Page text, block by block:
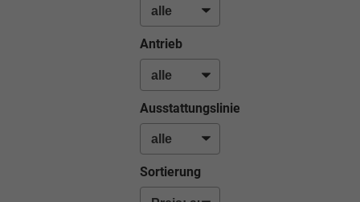
Antrieb
Ausstattungslinie
Sortierung